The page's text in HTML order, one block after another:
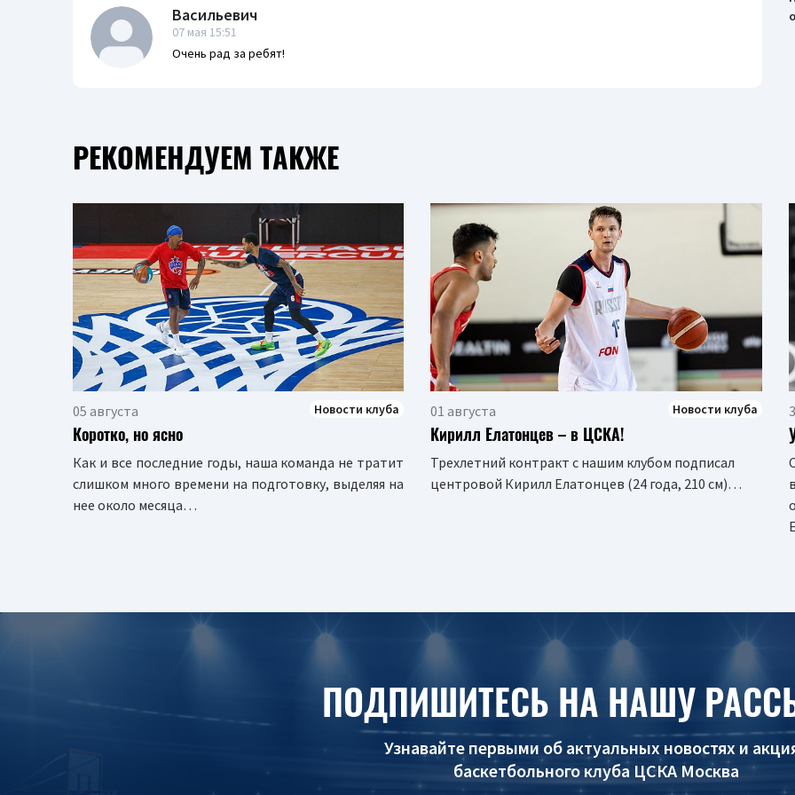
Васильевич
07 мая 15:51
Очень рад за ребят!
РЕКОМЕНДУЕМ ТАКЖЕ
05 августа Новости клуба
Коротко, но ясно
Как и все последние годы, наша команда не тратит
слишком много времени на подготовку, выделяя на
нее около месяца…
01 августа Новости клуба
Кирилл Елатонцев – в ЦСКА!
Трехлетний контракт с нашим клубом подписал
центровой Кирилл Елатонцев (24 года, 210 см)…
ПОДПИШИТЕСЬ НА НАШУ
Узнавайте первыми об актуальных новостях и
баскетбольного клуба ЦСКА Москва